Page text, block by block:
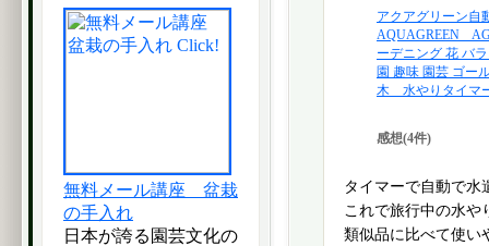
アクアグリーン自
AQUAGREEN
ーデニング 花 バ
園 趣味 園芸 ゴー
木 水やりタイマ
感想(4件)
タイマーで自動で水
これで旅行中の水や
類似品に比べて使い
無料メール講座 盆栽
の手入れ
日本が誇る園芸文化の